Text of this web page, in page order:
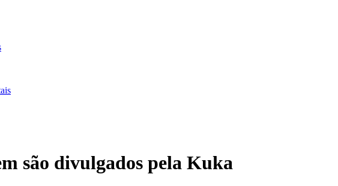
são divulgados pela Kuka